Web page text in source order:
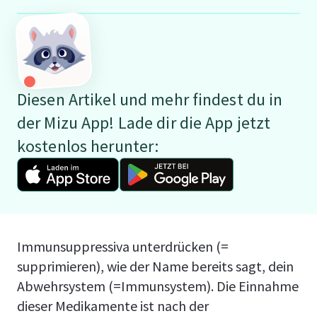
Diesen Artikel und mehr findest du in
der Mizu App! Lade dir die App jetzt
kostenlos herunter:
Immunsuppressiva unterdrücken (=
supprimieren), wie der Name bereits sagt, dein
Abwehrsystem (=Immunsystem). Die Einnahme
dieser Medikamente ist nach der